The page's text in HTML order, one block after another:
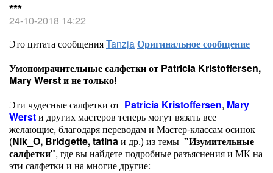
***
24-10-2018 14:22
Это цитата сообщенияTanzjaОригинальное сообщение
Умопомрачительные салфетки от Patricia Kristoffersen,
Mary Werst и не только!
Эти чудесные салфетки от Patricia Kristoffersen, Mary
Werstи других мастеров теперь могут вязать все
желающие, благодаря переводам и Мастер-классам осинок
(Nik_O, Bridgette,tatinaи др.) из темы "Изумительные
салфетки", где вы найдете подробные разъяснения и МК на
эти салфетки и на многие другие: